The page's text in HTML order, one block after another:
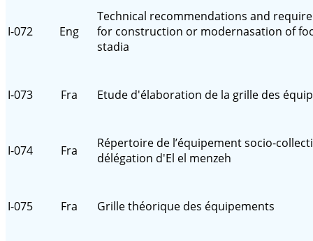
I-072 Eng
Technical recommendations and
for construction or modernasation of
stadia
I-073 Fra Etude d'élaboration de la grille des
I-074 Fra
Répertoire de l’équipement socio-
délégation d'El el menzeh
I-075 Fra Grille théorique des équipements